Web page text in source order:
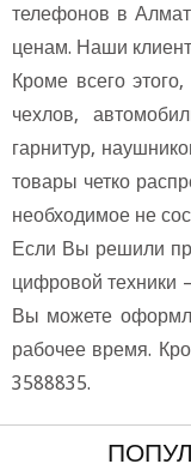
телефонов в
ценам. Наши
Кроме всего
чехлов,
арнитур,
товары четко
необходимое не
Если Вы решили
цифровой техники
ы можете
рабочее время.
3588835.